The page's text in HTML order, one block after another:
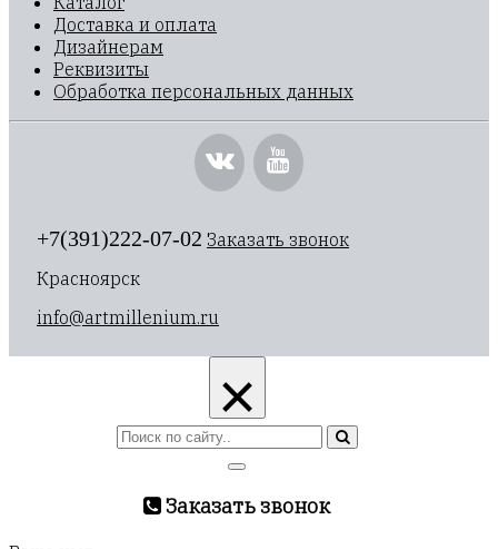
Доставка и оплата
Дизайнерам
Реквизиты
Обработка персональных данных
+7(391)222-07-02 Заказать звонок
Красноярск
info@artmillenium.ru
×
Заказать звонок